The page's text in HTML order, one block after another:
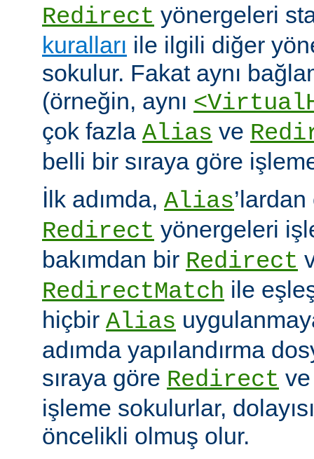
Redirect yönergeleri
kuralları ile ilgili diğer
sokulur. Fakat aynı
(örneğin, aynı
çok fazla Alias ve
belli bir sıraya göre
İlk adımda, Alias
Redirect yönergeleri
bakımdan bir Redirect
RedirectMatch ile
hiçbir Alias
adımda yapılandırma
sıraya göre Redirect
işleme sokulurlar,
öncelikli olmuş olur.